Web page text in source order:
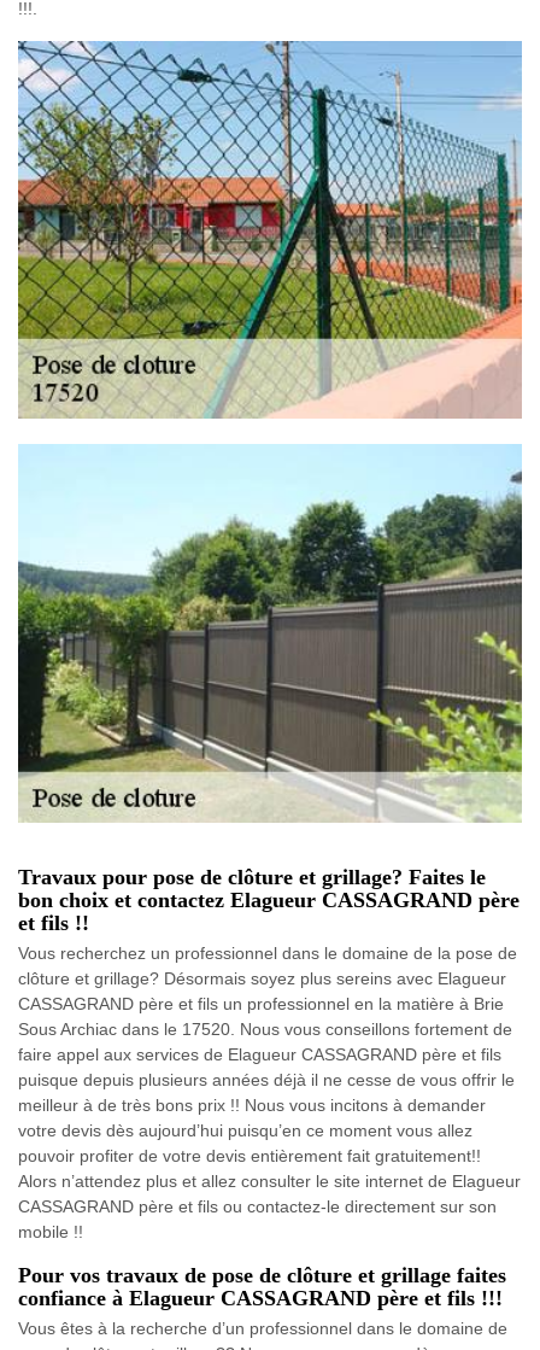
!!!.
Travaux pour pose de clôture et grillage? Faites le
bon choix et contactez Elagueur CASSAGRAND père
et fils !!
Vous recherchez un professionnel dans le domaine de la pose de
clôture et grillage? Désormais soyez plus sereins avec Elagueur
CASSAGRAND père et fils un professionnel en la matière à Brie
Sous Archiac dans le 17520. Nous vous conseillons fortement de
faire appel aux services de Elagueur CASSAGRAND père et fils
puisque depuis plusieurs années déjà il ne cesse de vous offrir le
meilleur à de très bons prix !! Nous vous incitons à demander
votre devis dès aujourd’hui puisqu’en ce moment vous allez
pouvoir profiter de votre devis entièrement fait gratuitement!!
Alors n’attendez plus et allez consulter le site internet de Elagueur
CASSAGRAND père et fils ou contactez-le directement sur son
mobile !!
Pour vos travaux de pose de clôture et grillage faites
confiance à Elagueur CASSAGRAND père et fils !!!
Vous êtes à la recherche d’un professionnel dans le domaine de